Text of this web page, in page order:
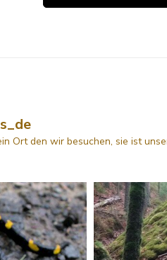
Ort den wir besuchen, sie ist